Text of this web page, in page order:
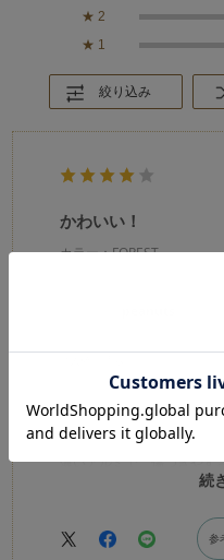
★ 2
★ 1
絞り込み
かわいい！
カラー：FOREST
体型:小柄
こんなオシャレなメスティ
バーベキューで使うかどう
薄いアルミで、傷つきや
続
参